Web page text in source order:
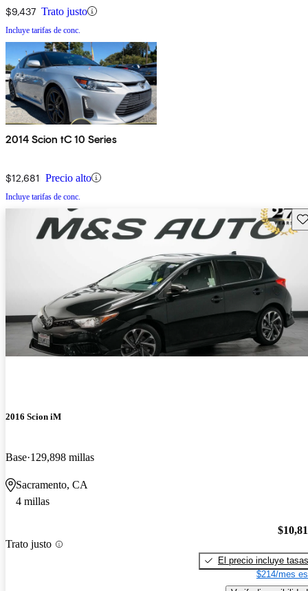
$9,437 Trato justo
Incluye tarifas de conc.
2014 Scion tC 10 Series
$12,681 Precio alto
Incluye tarifas de conc.
2016 Scion iM
Base 129,898 millas
Sacramento, CA
4 millas
Trato justo
El precio incluye tasas
$214/mes